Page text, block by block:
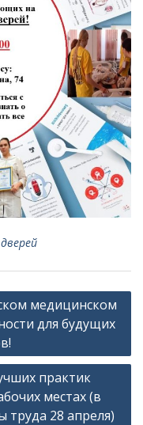
медицинском
для будущих
практик
местах (в
труда 28 апреля)